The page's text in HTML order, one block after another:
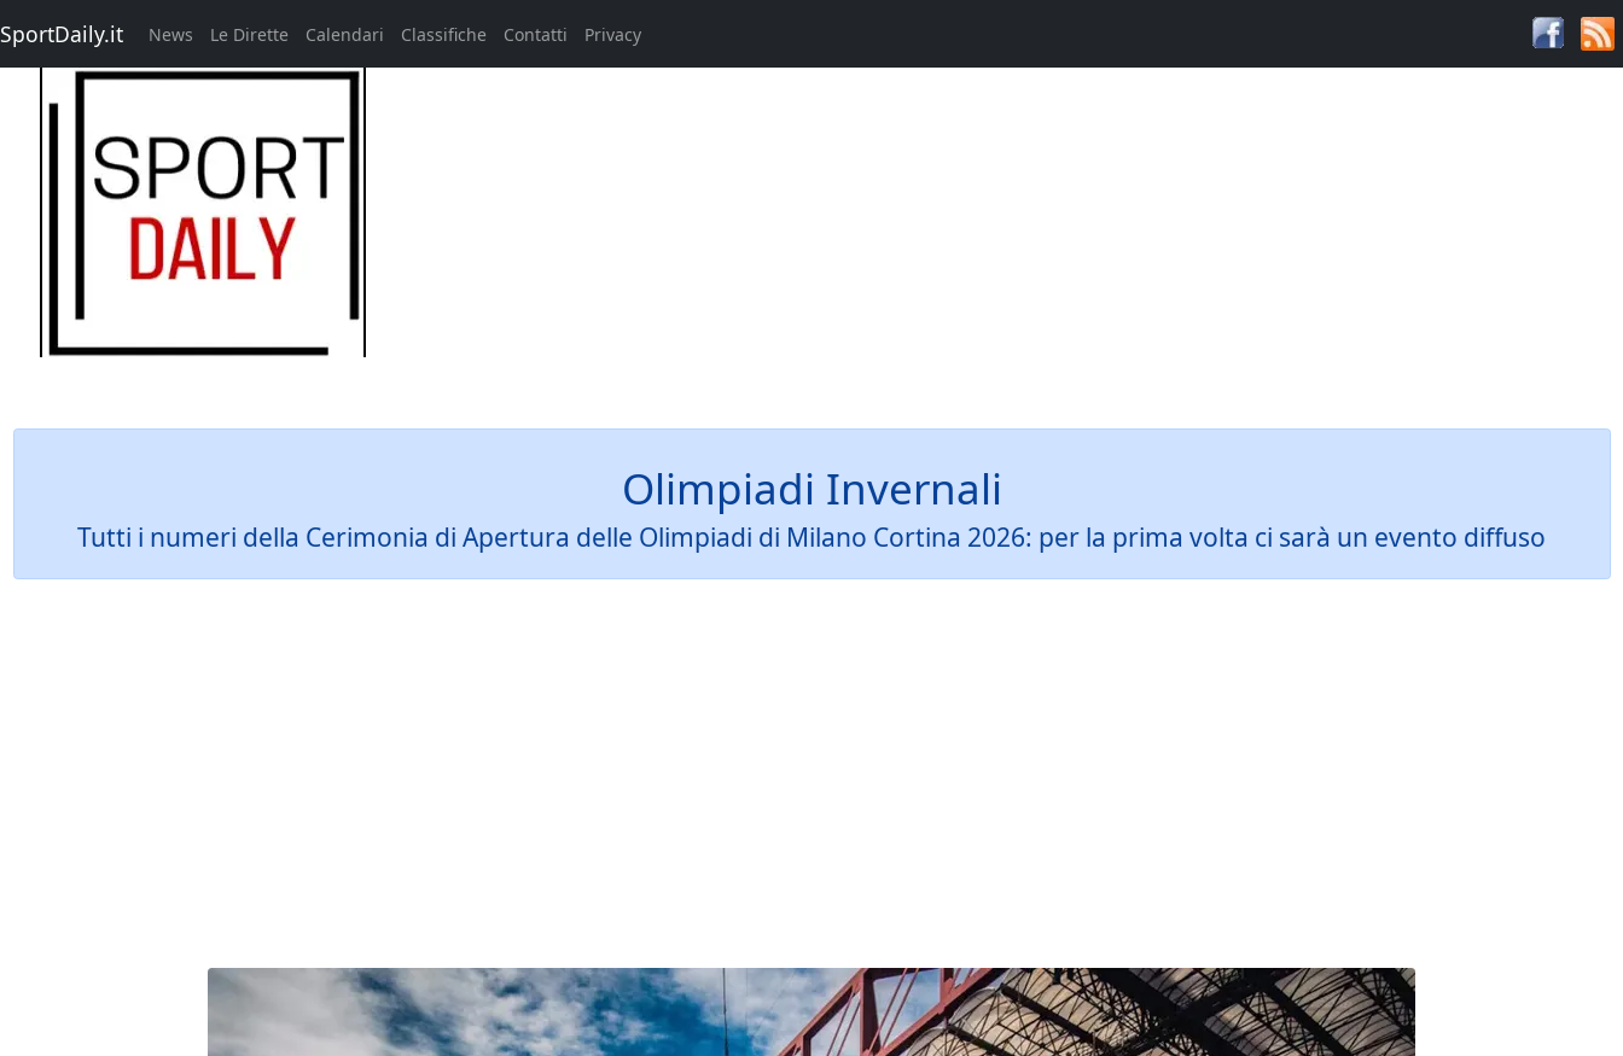
SportDaily.it News Le Dirette Calendari Classifiche Contatti Privacy
Olimpiadi Invernali
Tutti i numeri della Cerimonia di Apertura delle Olimpiadi di Milano Cortina 2026: per la prima volta ci sarà un evento diffuso